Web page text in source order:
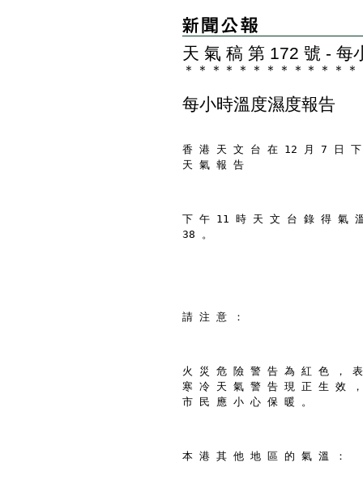
天 氣 稿 第 172 號 - 每
＊ ＊ ＊ ＊ ＊ ＊ ＊ ＊ ＊ ＊ ＊ ＊ ＊
每小時溫度濕度報告
香 港 天 文 台 在 12 月 7 日
天 氣 報 告
下 午 11 時 天 文 台 錄 得 氣
38 。
請 注 意 ：
火 災 危 險 警 告 為 紅 色 ，
寒 冷 天 氣 警 告 現 正 生 效
市 民 應 小 心 保 暖 。
本 港 其 他 地 區 的 氣 溫 ：